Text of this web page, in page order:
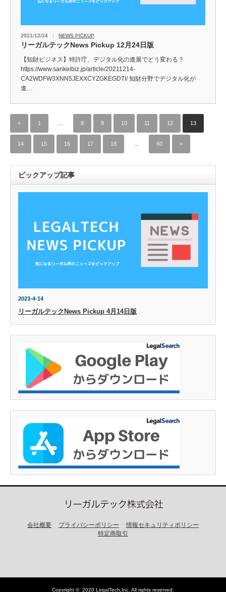
2021/12/24 NEWS PICKUP
リーガルテックNews Pickup 12月24日版
【知財ビジネス】特許庁、デジタル化の進展でどう変わる？
https://www.sankeibiz.jp/article/20211214-
CA2WDFW3XNN5JEXXCYZGKEGDTI/ 知財分野でデジタル化が
進…
« 1 8 9 10 11 12 13
14 15 16 17 18 60 »
ピックアップ記事
2023-4-14
リーガルテックNews Pickup 4月14日版
会社概要 プライバシーポリシー
情報セキュリティポリシー
特定商取引
Copyright © 2020 LegalTech,Inc. All rights reserved.